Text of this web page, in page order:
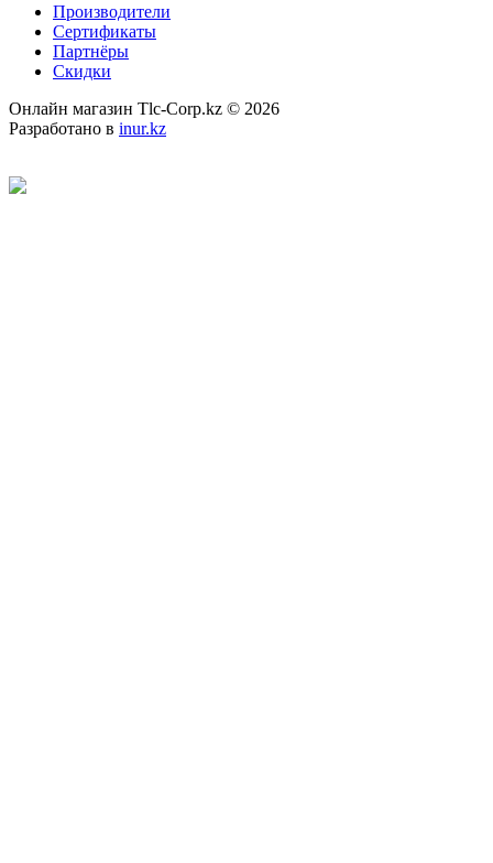
Производители
Сертификаты
Партнёры
Скидки
Онлайн магазин Tlc-Corp.kz © 2026
Разработано в inur.kz